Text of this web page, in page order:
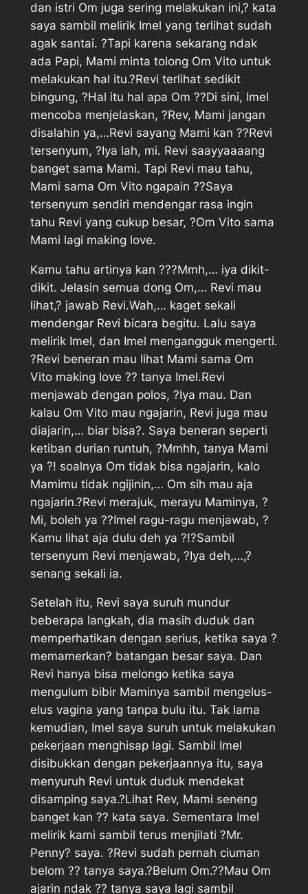
dan istri Om juga sering melakukan ini,? kata
saya sambil melirik Imel yang terlihat sudah
agak santai. ?Tapi karena sekarang ndak
ada Papi, Mami minta tolong Om Vito untuk
melakukan hal itu.?Revi terlihat sedikit
bingung, ?Hal itu hal apa Om ??Di sini, Imel
mencoba menjelaskan, ?Rev, Mami jangan
disalahin ya,…Revi sayang Mami kan ??Revi
tersenyum, ?Iya lah, mi. Revi saayyaaaang
banget sama Mami. Tapi Revi mau tahu,
Mami sama Om Vito ngapain ??Saya
tersenyum sendiri mendengar rasa ingin
tahu Revi yang cukup besar, ?Om Vito sama
Mami lagi making love.
Kamu tahu artinya kan ???Mmh,… iya dikit-
dikit. Jelasin semua dong Om,… Revi mau
lihat,? jawab Revi.Wah,… kaget sekali
mendengar Revi bicara begitu. Lalu saya
melirik Imel, dan Imel mengangguk mengerti.
?Revi beneran mau lihat Mami sama Om
Vito making love ?? tanya Imel.Revi
menjawab dengan polos, ?Iya mau. Dan
kalau Om Vito mau ngajarin, Revi juga mau
diajarin,… biar bisa?. Saya beneran seperti
ketiban durian runtuh, ?Mmhh, tanya Mami
ya ?! soalnya Om tidak bisa ngajarin, kalo
Mamimu tidak ngijinin,… Om sih mau aja
ngajarin.?Revi merajuk, merayu Maminya, ?
Mi, boleh ya ??Imel ragu-ragu menjawab, ?
Kamu lihat aja dulu deh ya ?!?Sambil
tersenyum Revi menjawab, ?Iya deh,…,?
senang sekali ia.
Setelah itu, Revi saya suruh mundur
beberapa langkah, dia masih duduk dan
memperhatikan dengan serius, ketika saya ?
memamerkan? batangan besar saya. Dan
Revi hanya bisa melongo ketika saya
mengulum bibir Maminya sambil mengelus-
elus vagina yang tanpa bulu itu. Tak lama
kemudian, Imel saya suruh untuk melakukan
pekerjaan menghisap lagi. Sambil Imel
disibukkan dengan pekerjaannya itu, saya
menyuruh Revi untuk duduk mendekat
disamping saya.?Lihat Rev, Mami seneng
banget kan ?? kata saya. Sementara Imel
melirik kami sambil terus menjilati ?Mr.
Penny? saya. ?Revi sudah pernah ciuman
belom ?? tanya saya.?Belum Om.??Mau Om
ajarin ndak ?? tanya saya lagi sambil